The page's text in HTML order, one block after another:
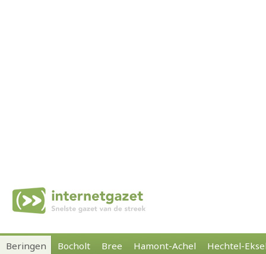
Beringen Bocholt Bree Hamont-Achel Hechtel-